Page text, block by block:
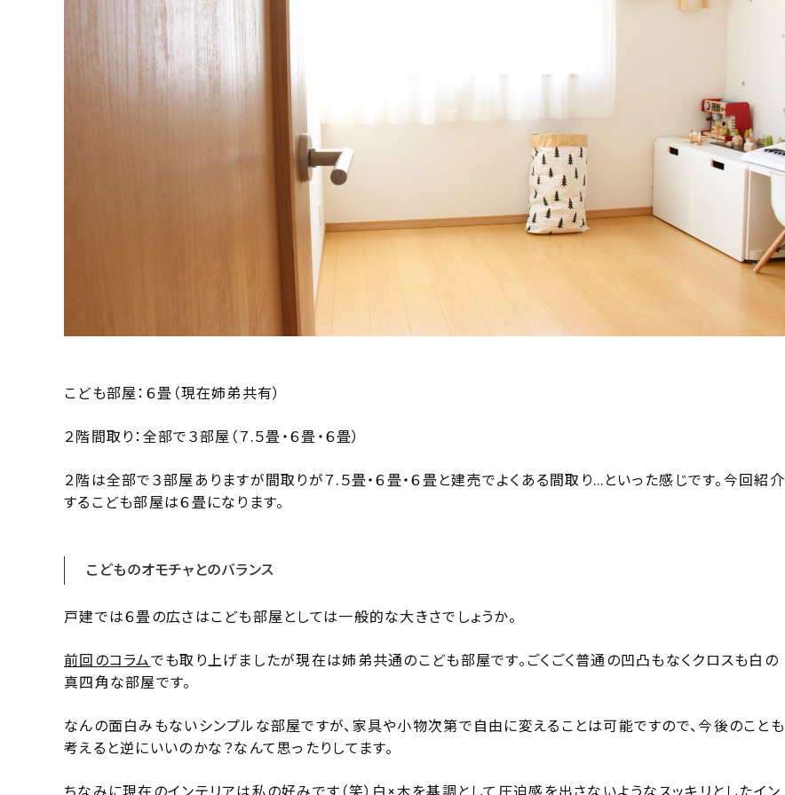
こども部屋：６畳（現在姉弟共有）
２階間取り：全部で３部屋（７.５畳・６畳・６畳）
２階は全部で３部屋ありますが間取りが７.５畳・６畳・６畳と建売でよくある間取り…といった感じです。今回紹介
するこども部屋は６畳になります。
こどものオモチャとのバランス
戸建では６畳の広さはこども部屋としては一般的な大きさでしょうか。
前回のコラムでも取り上げましたが現在は姉弟共通のこども部屋です。ごくごく普通の凹凸もなくクロスも白の
真四角な部屋です。
なんの面白みもないシンプルな部屋ですが、家具や小物次第で自由に変えることは可能ですので、今後のことも
考えると逆にいいのかな？なんて思ったりしてます。